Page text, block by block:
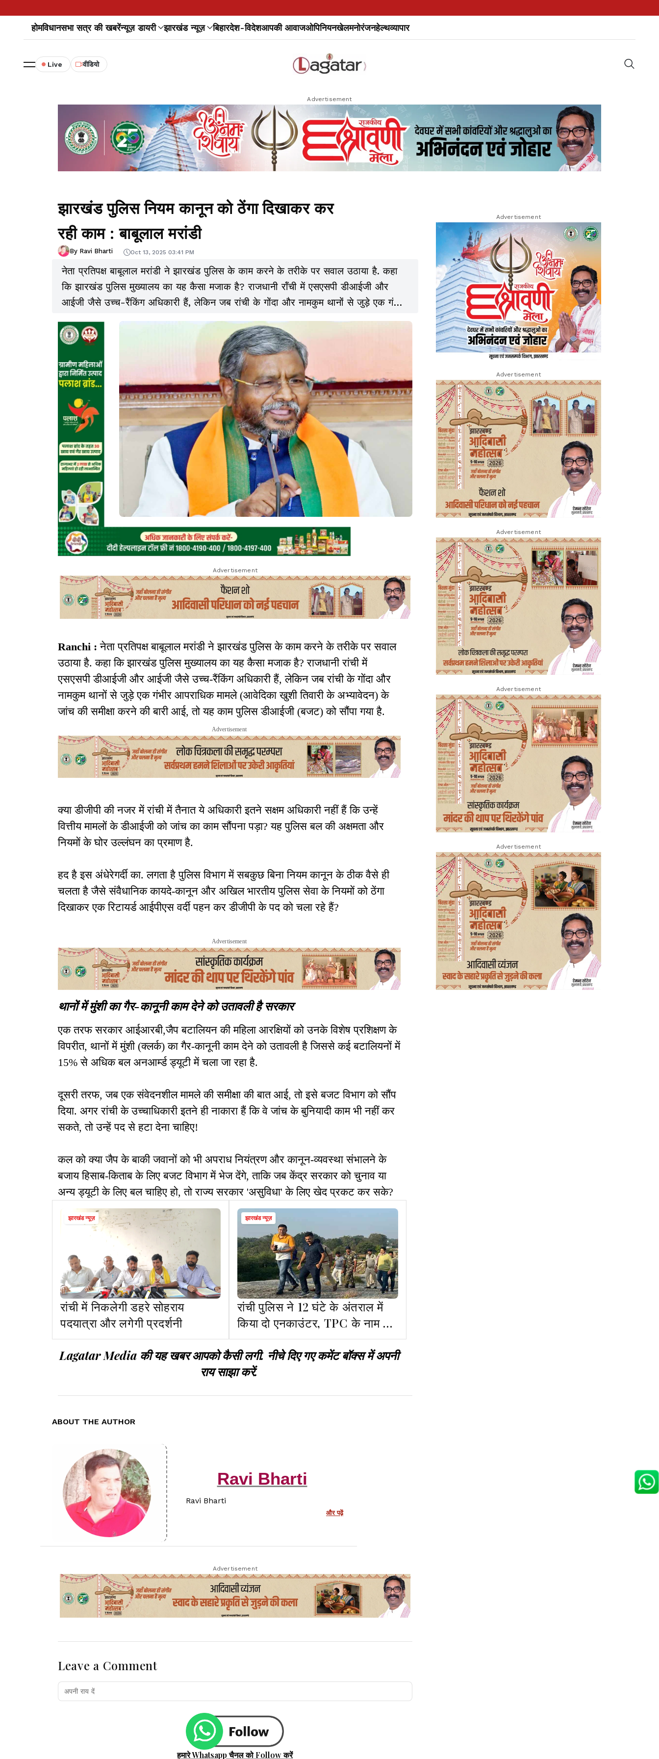
होमविधानसभा सत्र की खबरेंन्यूज़ डायरी झारखंड न्यूज़ बिहारदेश-विदेशआपकी आवाजओपिनियनखेलमनोरंजनहेल्थव्यापार
Live वीडियो
Advertisement
झारखंड पुलिस नियम कानून को ठेंगा दिखाकर कर
रही काम : बाबूलाल मरांडी
By Ravi Bharti Oct 13, 2025 03:41 PM
नेता प्रतिपक्ष बाबूलाल मरांडी ने झारखंड पुलिस के काम करने के तरीके पर सवाल उठाया है. कहा
कि झारखंड पुलिस मुख्यालय का यह कैसा मजाक है? राजधानी रॉंची में एसएसपी डीआईजी और
आईजी जैसे उच्च-रैंकिंग अधिकारी हैं, लेकिन जब रांची के गोंदा और नामकुम थानों से जुड़े एक गंभीर
आपराधिक मामले (आवेदिका खुशी तिवारी के अभ्यावेदन) के जांच की समीक्षा करने की बारी आई, तो
यह काम पुलिस डीआईजी (बजट) को सौंपा गया है.
Advertisement
Ranchi :नेता प्रतिपक्ष बाबूलाल मरांडी ने झारखंड पुलिस के काम करने के तरीके पर सवाल
उठाया है. कहा कि झारखंड पुलिस मुख्यालय का यह कैसा मजाक है? राजधानी रांची में
एसएसपी डीआईजी और आईजी जैसे उच्च-रैंकिंग अधिकारी हैं, लेकिन जब रांची के गोंदा और
नामकुम थानों से जुड़े एक गंभीर आपराधिक मामले (आवेदिका खुशी तिवारी के अभ्यावेदन) के
जांच की समीक्षा करने की बारी आई, तो यह काम पुलिस डीआईजी (बजट) को सौंपा गया है.
Advertisement
क्या डीजीपी की नजर में रांची में तैनात ये अधिकारी इतने सक्षम अधिकारी नहीं हैं कि उन्हें
वित्तीय मामलों के डीआईजी को जांच का काम सौंपना पड़ा? यह पुलिस बल की अक्षमता और
नियमों के घोर उल्लंघन का प्रमाण है.
हद है इस अंधेरेगर्दी का. लगता है पुलिस विभाग में सबकुछ बिना नियम कानून के ठीक वैसे ही
चलता है जैसे संवैधानिक कायदे-कानून और अखिल भारतीय पुलिस सेवा के नियमों को ठेंगा
दिखाकर एक रिटायर्ड आईपीएस वर्दी पहन कर डीजीपी के पद को चला रहे हैं?
Advertisement
थानों में मुंशी का गैर-कानूनी काम देने को उतावली है सरकार
एक तरफ सरकार आईआरबी,जैप बटालियन की महिला आरक्षियों को उनके विशेष प्रशिक्षण के
विपरीत, थानों में मुंशी (क्लर्क) का गैर-कानूनी काम देने को उतावली है जिससे कई बटालियनों में
15% से अधिक बल अनआर्म्ड ड्यूटी में चला जा रहा है.
दूसरी तरफ, जब एक संवेदनशील मामले की समीक्षा की बात आई, तो इसे बजट विभाग को सौंप
दिया. अगर रांची के उच्चाधिकारी इतने ही नाकारा हैं कि वे जांच के बुनियादी काम भी नहीं कर
सकते, तो उन्हें पद से हटा देना चाहिए!
कल को क्या जैप के बाकी जवानों को भी अपराध नियंत्रण और कानून-व्यवस्था संभालने के
बजाय हिसाब-किताब के लिए बजट विभाग में भेज देंगे, ताकि जब केंद्र सरकार को चुनाव या
अन्य ड्यूटी के लिए बल चाहिए हो, तो राज्य सरकार 'असुविधा' के लिए खेद प्रकट कर सके?
झारखंड न्यूज़
रांची में निकलेगी डहरे सोहराय
पदयात्रा और लगेगी प्रदर्शनी
झारखंड न्यूज़
रांची पुलिस ने 12 घंटे के अंतराल में
किया दो एनकाउंटर, TPC के नाम पर
रंगदारी मांगने वाले अपराधी को मुठभेड़
में लगी गोली
Lagatar Media की यह खबर आपको कैसी लगी. नीचे दिए गए कमेंट बॉक्स में अपनी
राय साझा करें.
ABOUT THE AUTHOR
Ravi Bharti
Ravi Bharti
और पढ़ें
Advertisement
Leave a Comment
हमारे Whatsapp चैनल को Follow करें
Advertisement
Advertisement
Advertisement
Advertisement
Advertisement